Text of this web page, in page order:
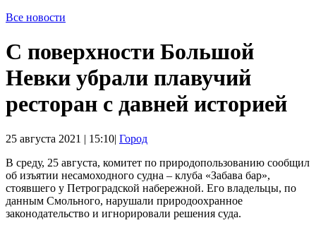
Все новости
С поверхности Большой
Невки убрали плавучий
ресторан с давней историей
25 августа 2021 | 15:10| Город
В среду, 25 августа, комитет по природопользованию сообщил
об изъятии несамоходного судна – клуба «Забава бар»,
стоявшего у Петроградской набережной. Его владельцы, по
данным Смольного, нарушали природоохранное
законодательство и игнорировали решения суда.